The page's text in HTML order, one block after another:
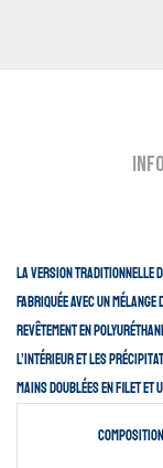
La version traditionnelle
fabriquée avec un
revêtement en
l’intérieur et les
mains doublées en filet
Composition